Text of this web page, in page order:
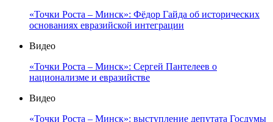
«Точки Роста – Минск»: Фёдор Гайда об исторических
основаниях евразийской интеграции
Видео
«Точки Роста – Минск»: Сергей Пантелеев о
национализме и евразийстве
Видео
«Точки Роста – Минск»: выступление депутата Госдумы